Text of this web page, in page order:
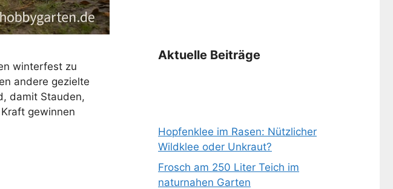
winterfest zu
andere gezielte
damit Stauden,
gewinnen
Aktuelle Beiträge
Hopfenklee im Rasen: Nützlicher
Wildklee oder Unkraut?
Frosch am 250 Liter Teich im
naturnahen Garten